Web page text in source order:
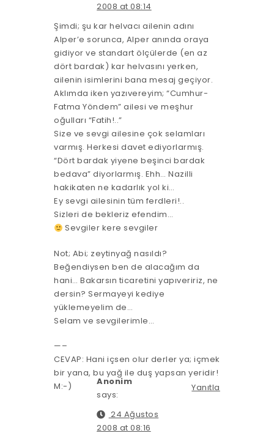
2008 at 08:14
Şimdi; şu kar helvacı ailenin adını
Alper’e sorunca, Alper anında oraya
gidiyor ve standart ölçülerde (en az
dört bardak) kar helvasını yerken,
ailenin isimlerini bana mesaj geçiyor.
Aklımda iken yazıvereyim; “Cumhur-
Fatma Yöndem” ailesi ve meşhur
oğulları “Fatih!..”
Size ve sevgi ailesine çok selamları
varmış. Herkesi davet ediyorlarmış.
“Dört bardak yiyene beşinci bardak
bedava” diyorlarmış. Ehh… Nazilli
hakikaten ne kadarlık yol ki…
Ey sevgi ailesinin tüm ferdleri!..
Sizleri de bekleriz efendim…
Sevgiler kere sevgiler
Not; Abi; zeytinyağ nasıldı?
Beğendiysen ben de alacağım da
hani… Bakarsın ticaretini yapıveririz, ne
dersin? Sermayeyi kediye
yüklemeyelim de…
Selam ve sevgilerimle…
—–
CEVAP: Hani içsen olur derler ya; içmek
bir yana, bu yağ ile duş yapsan yeridir!
M:-)
Yanıtla
Anonim
says:
24 Ağustos
2008 at 08:16